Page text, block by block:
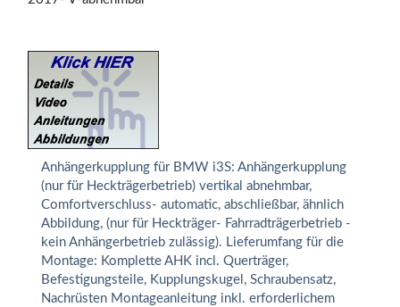
Anhängerkupplung für BMW i3S: Anhängerkupplung
(nur für Heckträgerbetrieb) vertikal abnehmbar,
Comfortverschluss- automatic, abschließbar, ähnlich
Abbildung, (nur für Heckträger- Fahrradträgerbetrieb -
kein Anhängerbetrieb zulässig). Lieferumfang für die
Montage: Komplette AHK incl. Querträger,
Befestigungsteile, Kupplungskugel, Schraubensatz,
Nachrüsten Montageanleitung inkl. erforderlichem